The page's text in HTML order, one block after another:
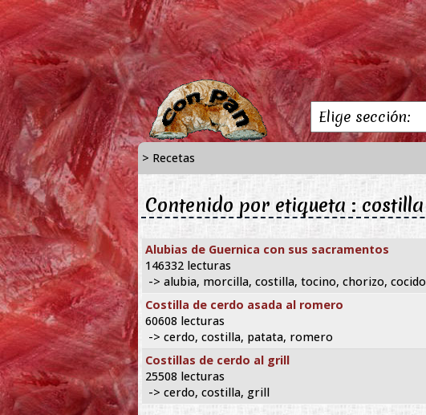
> Recetas
Contenido por etiqueta : costilla
Alubias de Guernica con sus sacramentos
146332 lecturas
-> alubia, morcilla, costilla, tocino, chorizo, cocido
Costilla de cerdo asada al romero
60608 lecturas
-> cerdo, costilla, patata, romero
Costillas de cerdo al grill
25508 lecturas
-> cerdo, costilla, grill